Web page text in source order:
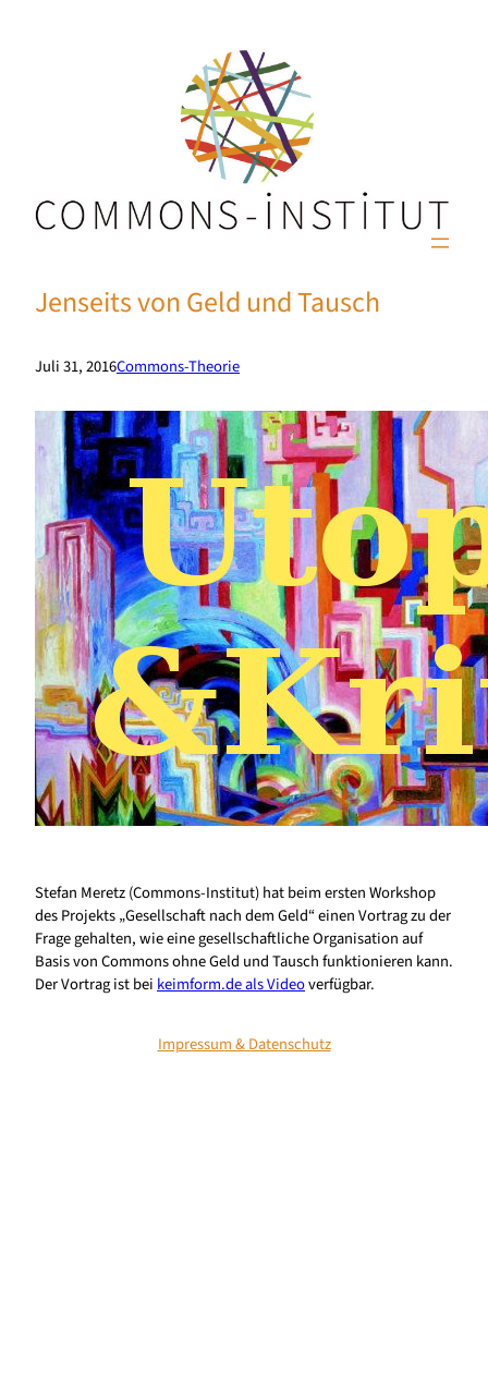
Jenseits von Geld und Tausch
Juli 31, 2016Commons-Theorie
Stefan Meretz (Commons-Institut) hat beim ersten Workshop
des Projekts „Gesellschaft nach dem Geld“ einen Vortrag zu der
Frage gehalten, wie eine gesellschaftliche Organisation auf
Basis von Commons ohne Geld und Tausch funktionieren kann.
Der Vortrag ist bei keimform.de als Videoverfügbar.
Impressum & Datenschutz